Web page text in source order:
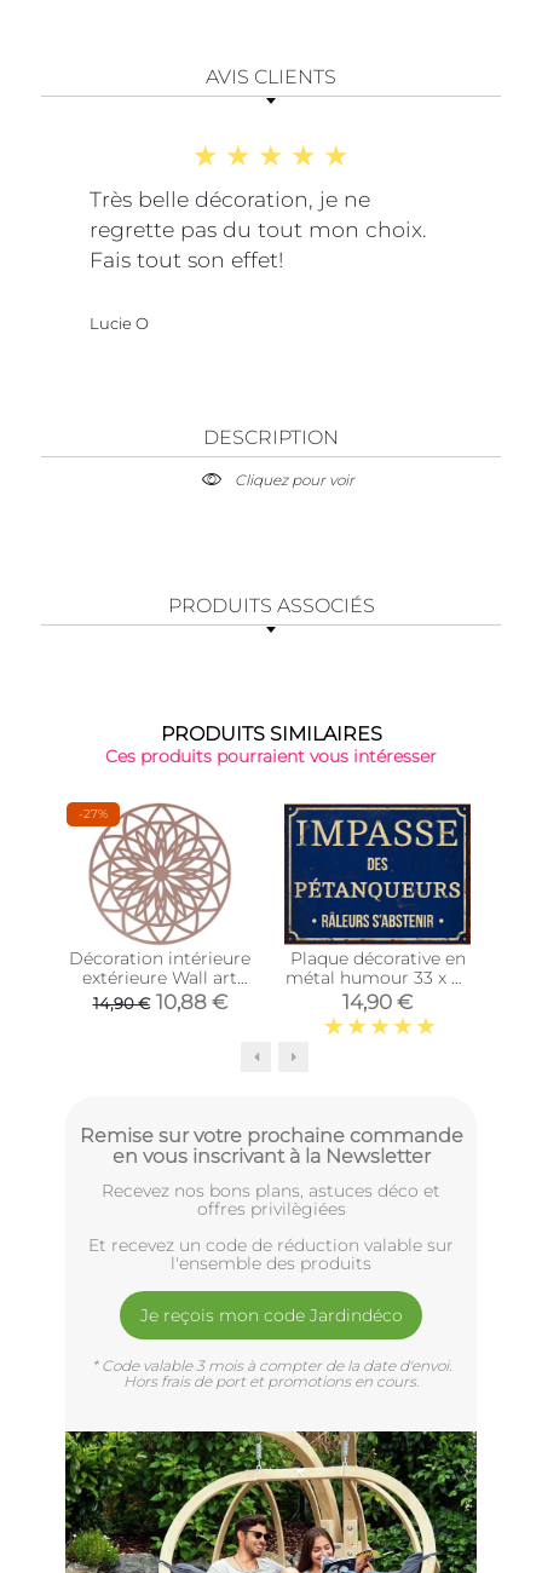
AVIS CLIENTS
Très belle décoration, je ne
regrette pas du tout mon choix.
Fais tout son effet!
Lucie O
DESCRIPTION
Cliquez pour voir
PRODUITS ASSOCIÉS
PRODUITS SIMILAIRES
Ces produits pourraient vous intéresser
-27%
Décoration intérieure
extérieure Wall art
Fairytale 40 cm
(Rose)
14,90 € 10,88 €
Plaque décorative en
métal humour 33 x 25
cm (Impasse des
pétanqueurs)
14,90 €
Remise sur votre prochaine commande
en vous inscrivant à la Newsletter
Recevez nos bons plans, astuces déco et
offres privilègiées
Et recevez un code de réduction valable sur
l'ensemble des produits
Je reçois mon code Jardindéco
* Code valable 3 mois à compter de la date d'envoi.
Hors frais de port et promotions en cours.